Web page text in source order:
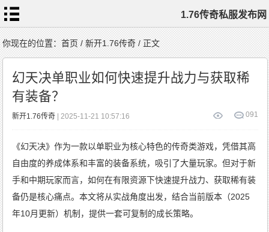
1.76传奇私服发布网
首
页
1.76
传
奇
私
服
1.76
传
奇
1.76
1.76
传
奇
标
签
云
你现在的位置：首页/新开1.76传奇/ 正文
幻天决单职业如何快速提升战力与获取稀
有装备？
91
0
新开1.76传奇 | 2025-11-21 10:57:16
《幻天决》作为一款以单职业为核心特色的传奇类游戏，凭借其高
自由度的养成体系和丰富的装备系统，吸引了大量玩家。但对于新
手和中期玩家而言，如何在有限资源下快速提升战力、获取稀有装
备仍是核心痛点。本文将从实战角度出发，结合当前版本（2025
年10月更新）机制，提供一套可复制的成长策略。